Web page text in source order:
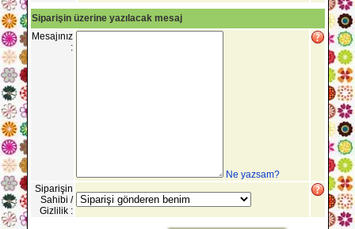
Siparişin üzerine yazılacak mesaj
Mesajınız
:
Ne yazsam?
Siparişin
Sahibi /
Gizlilik :